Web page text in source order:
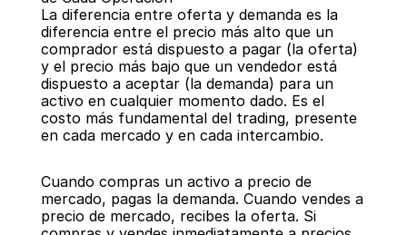
Regresar
La diferencia entre oferta y demanda es la
diferencia entre el precio más alto que un
comprador está dispuesto a pagar (la oferta)
y el precio más bajo que un vendedor está
dispuesto a aceptar (la demanda) para un
activo en cualquier momento dado. Es el
costo más fundamental del trading, presente
en cada mercado y en cada intercambio.
Cuando compras un activo a precio de
mercado, pagas la demanda. Cuando vendes a
precio de mercado, recibes la oferta. Si